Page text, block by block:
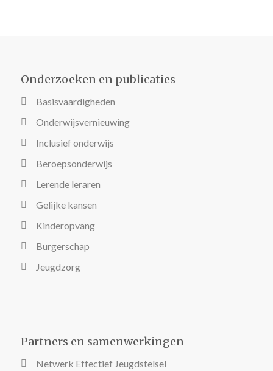
Onderzoeken en publicaties
Basisvaardigheden
Onderwijsvernieuwing
Inclusief onderwijs
Beroepsonderwijs
Lerende leraren
Gelijke kansen
Kinderopvang
Burgerschap
Jeugdzorg
Partners en samenwerkingen
Netwerk Effectief Jeugdstelsel